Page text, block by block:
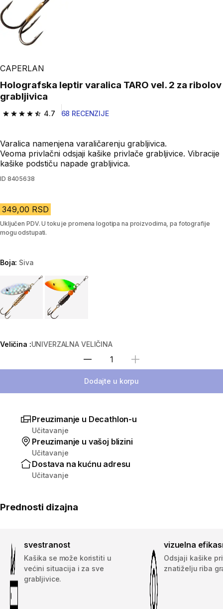
Play Video
CAPERLAN
Holografska leptir varalica TARO vel. 2 za ribolov
grabljivica
4.7
4.7 od 5 zvezdica from 68 Recenzije
68 RECENZIJE
Varalica namenjena varaličarenju grabljivica.
Veoma privlačni odsjaji kašike privlače grabljivice. Vibracije
kašike podstiču napade grabljivica.
ID 8405638
349,00 RSD
Uključen PDV. U toku je promena logotipa na proizvodima, pa fotografije
mogu odstupati.
Boja: Siva
Choose a variant
Veličina :UNIVERZALNA VELIČINA
Izaberi količinu
Dodajte u korpu
Preuzimanje u Decathlon-u
Učitavanje
Preuzimanje u vašoj blizini
Učitavanje
Dostava na kućnu adresu
Učitavanje
Prednosti dizajna
svestranost
Kašika se može koristiti u
većini situacija i za sve
grabljivice.
vizuelna
Odsjaji kašike
znatiželju riba